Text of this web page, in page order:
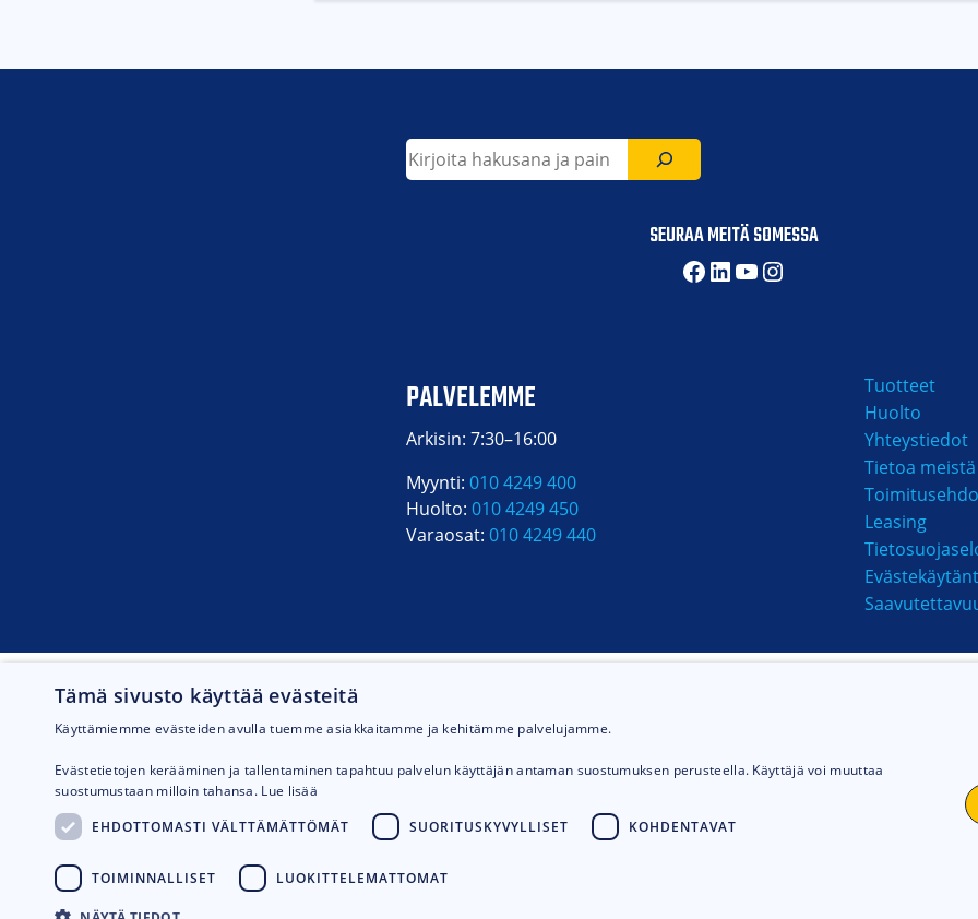
SEURAA MEITÄ SOMESSA
Facebook
LinkedIn
YouTube
Instagram
PALVELEMME
Arkisin: 7:30–16:00
Myynti: 010 4249 400
Huolto: 010 4249 450
Varaosat: 010 4249 440
Tuotteet
Huolto
Yhteystiedot
Tietoa meistä
Leasing
Tämä sivusto käyttää evästeitä
Käyttämiemme evästeiden avulla tuemme asiakkaitamme ja kehitämme palvelujamme.
Evästetietojen kerääminen ja tallentaminen tapahtuu palvelun käyttäjän antaman suostumuksen perusteella. Käyttäjä voi muuttaa
suostumustaan milloin tahansa. Lue lisää
EHDOTTOMASTI VÄLTTÄMÄTTÖMÄT
SUORITUSKYVYLLISET KOHDENTAVAT
TOIMINNALLISET LUOKITTELEMATTOMAT